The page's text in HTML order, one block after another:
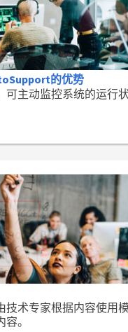
的优势
主动监控系统的运行状
技术专家根据内容使用
。